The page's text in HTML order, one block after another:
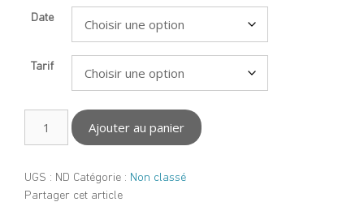
prix :
20,00€
à
Date
Tarif
de
Yoga
Ajouter au panier
UGS : ND Catégorie : Non classé
Partager cet article